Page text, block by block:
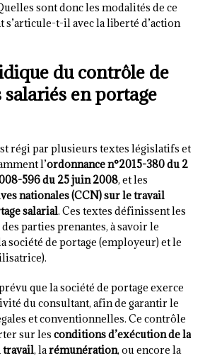
sont donc les modalités de ce
t-il avec la liberté d’action
du contrôle de
salariés en portage
régi par plusieurs textes législatifs et
l’ordonnance n°2015-380 du 2
596 du 25 juin 2008, et les
nationales (CCN) sur le travail
salarial. Ces textes définissent les
parties prenantes, à savoir le
société de portage (employeur) et le
que la société de portage exerce
du consultant, afin de garantir le
et conventionnelles. Ce contrôle
sur les conditions d’exécution de la
travail, larémunération, ou encore la